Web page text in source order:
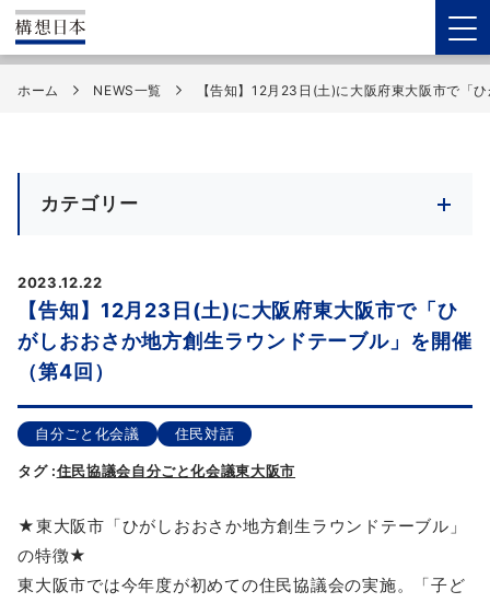
ホーム NEWS一覧 【告知】12月23日(土)に大阪府東大阪市で「
カテゴリー
2023.12.22
【告知】12月23日(土)に大阪府東大阪市で「ひ
がしおおさか地方創生ラウンドテーブル」を開催
（第4回）
自分ごと化会議 住民対話
タグ :住民協議会自分ごと化会議東大阪市
★東大阪市「ひがしおおさか地方創生ラウンドテーブル」
の特徴★
東大阪市では今年度が初めての住民協議会の実施。「子ど